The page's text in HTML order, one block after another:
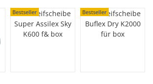
Bestseller Bestseller